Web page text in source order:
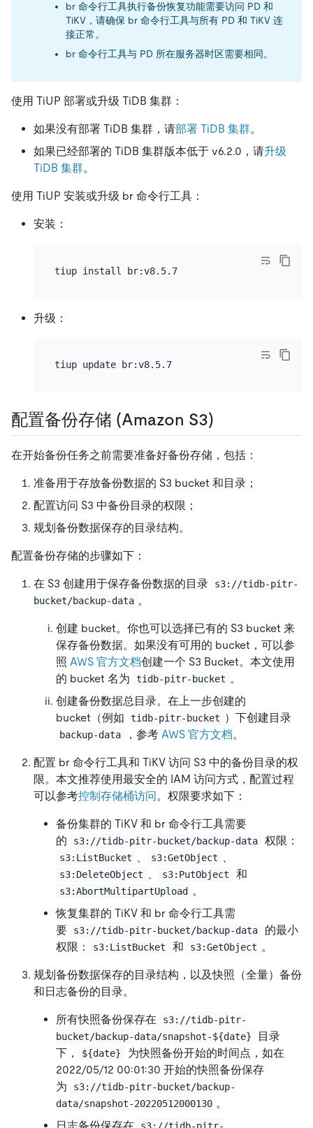
br 命令行工具执行备份恢复功能需要访问 PD 和
TiKV，请确保 br 命令行工具与所有 PD 和 TiKV 连
接正常。
br 命令行工具与 PD 所在服务器时区需要相同。
使用 TiUP 部署或升级 TiDB 集群：
如果没有部署 TiDB 集群，请部署 TiDB 集群。
如果已经部署的 TiDB 集群版本低于 v6.2.0，请升级
TiDB 集群。
使用 TiUP 安装或升级 br 命令行工具：
安装：
tiup install br:v8.5.7
升级：
tiup update br:v8.5.7
配置备份存储 (Amazon S3)
在开始备份任务之前需要准备好备份存储，包括：
准备用于存放备份数据的 S3 bucket 和目录；
配置访问 S3 中备份目录的权限；
规划备份数据保存的目录结构。
配置备份存储的步骤如下：
在 S3 创建用于保存备份数据的目录
s3://tidb-pitr-
bucket/backup-data 。
创建 bucket。你也可以选择已有的 S3 bucket 来
保存备份数据。如果没有可用的 bucket，可以参
照 AWS 官方文档创建一个 S3 Bucket。本文使用
的 bucket 名为
tidb-pitr-bucket 。
创建备份数据总目录。在上一步创建的
bucket（例如
tidb-pitr-bucket ）下创建目录
backup-data ，参考 AWS 官方文档。
配置 br 命令行工具和 TiKV 访问 S3 中的备份目录的权
限。本文推荐使用最安全的 IAM 访问方式，配置过程
可以参考控制存储桶访问。权限要求如下：
备份集群的 TiKV 和 br 命令行工具需要
的
s3://tidb-pitr-bucket/backup-data 权限：
s3:ListBucket 、 s3:GetObject 、
s3:DeleteObject 、 s3:PutObject 和
s3:AbortMultipartUpload 。
恢复集群的 TiKV 和 br 命令行工具需
要
s3://tidb-pitr-bucket/backup-data
的最小
权限：
s3:ListBucket 和 s3:GetObject 。
规划备份数据保存的目录结构，以及快照（全量）备份
和日志备份的目录。
所有快照备份保存在
s3://tidb-pitr-
bucket/backup-data/snapshot-${date}
目录
下，
${date}
为快照备份开始的时间点，如在
2022/05/12 00:01:30 开始的快照备份保存
为
s3://tidb-pitr-bucket/backup-
data/snapshot-20220512000130 。